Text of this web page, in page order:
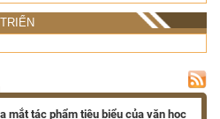
mắt tác phẩm tiêu biểu của văn học